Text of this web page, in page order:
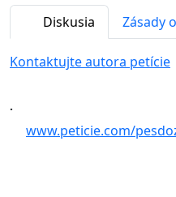
Diskusia Zásady
Kontaktujte autora petície
.
www.peticie.com/